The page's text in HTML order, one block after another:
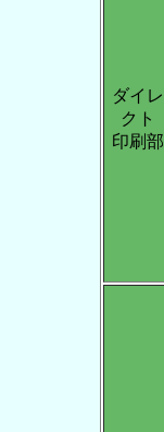
ダイレ
クト
印刷部